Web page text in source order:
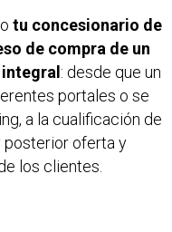
tu concesionario de
de compra de un
: desde que un
portales o se
a la cualificación de
posterior oferta y
los clientes.